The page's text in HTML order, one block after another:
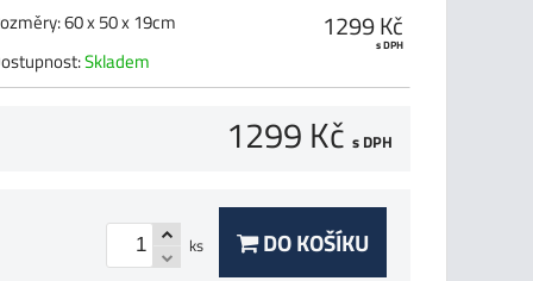
:60 x 50 x 19cm
Skladem
1299 Kč
s DPH
1299 Kč s DPH
ks DO KOŠÍKU